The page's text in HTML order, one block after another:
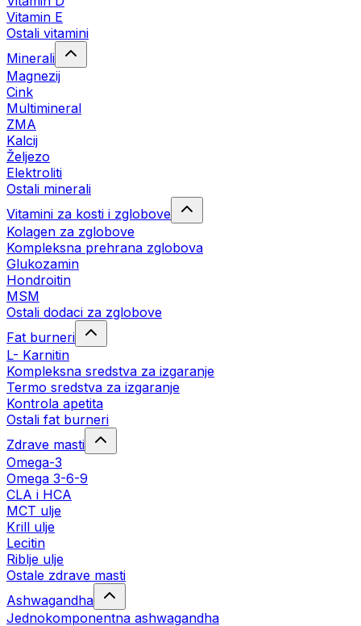
Vitamin E
Ostali vitamini
Minerali
Magnezij
Cink
Multimineral
ZMA
Kalcij
Željezo
Elektroliti
Ostali minerali
Vitamini za kosti i zglobove
Kolagen za zglobove
Kompleksna prehrana zglobova
Glukozamin
Hondroitin
MSM
Ostali dodaci za zglobove
Fat burneri
L- Karnitin
Kompleksna sredstva za izgaranje
Termo sredstva za izgaranje
Kontrola apetita
Ostali fat burneri
Zdrave masti
Omega-3
Omega 3-6-9
CLA i HCA
MCT ulje
Krill ulje
Lecitin
Riblje ulje
Ostale zdrave masti
Ashwagandha
Jednokomponentna ashwagandha